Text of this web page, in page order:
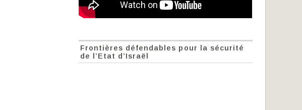
Frontières défendables pour la sécurité
de l’Etat d’Israël